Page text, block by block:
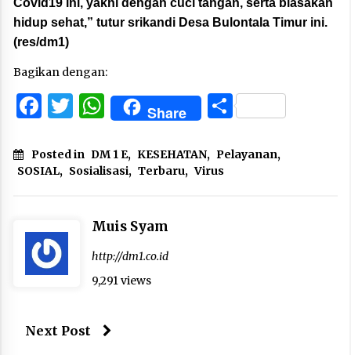
Covid19 ini, yakni dengan cuci tangan, serta biasakan
hidup sehat,” tutur srikandi Desa Bulontala Timur ini.
(res/dm1)
Bagikan dengan:
Facebook
Twitter
WhatsApp
Share Share
Posted in DM 1 E, KESEHATAN, Pelayanan,
SOSIAL, Sosialisasi, Terbaru, Virus
Muis Syam
http://dm1.co.id
9,291 views
Next Post